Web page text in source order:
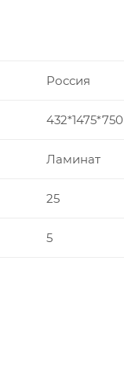
Россия
432*1475*750
Ламинат
25
5